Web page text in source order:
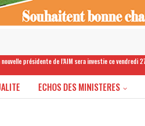
nouvelle présidente de l’AIM sera investie ce vendredi
ECHOS DES MINISTERES